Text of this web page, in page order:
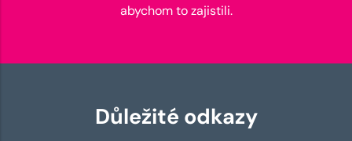
abychom to zajistili.
Důležité odkazy